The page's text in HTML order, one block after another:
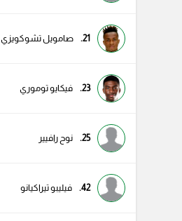
21. صامويل تشوكويزي
23. فيكايو توموري
25. نوح رافيير
42. فيليبو تيراكيانو